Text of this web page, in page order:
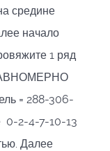
средине
начало
1 ряд
= 288-306-
0-2-4-7-10-13
Далее